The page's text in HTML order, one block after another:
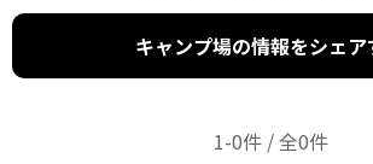
キャンプ場の情報をシェア
1-0件 / 全0件